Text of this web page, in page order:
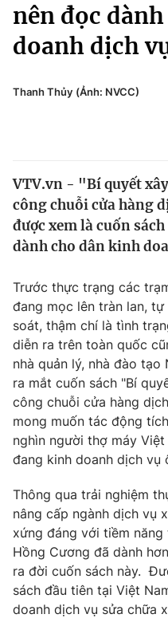
Chính trị
Xã hội
Pháp luật
Thế giới
Tin tức
Thế giới đó đây
Câu chuyện quốc tế
Kinh tế
Thị trường
Góc doanh nghiệp
Dữ liệu và đời sống
Truyền hình
Phim VTV
Hậu trường
Nhân vật
Khán giả
Giải sao mai
Giải trí
Điện ảnh
Âm nhạc
Đời sống
Du lịch
Làm đẹp
Chất lượng cuộc sống
Giáo dục
Tuyển sinh
Học trực tuyến
Công nghệ
Hitech Công nghệ tương
Sản phẩm
Thị trường
Giao lưu trực tuyến
Lịch phát sóng
Truyền hình
Văn hóa - Giải trí
Công nghệ
nên đọc
doanh dịch
Thanh Thủy (Ảnh: NVCC)
VTV.vn - "Bí quyết
công chuỗi cửa hàng
được xem là cuốn
dành cho dân kinh
Trước thực trạng các
đang mọc lên tràn lan,
soát, thậm chí là tình
diễn ra trên toàn quốc
nhà quản lý, nhà đào
ra mắt cuốn sách "Bí
công chuỗi cửa hàng
mong muốn tác động
nghìn người thợ máy
đang kinh doanh dịch vụ
Thông qua trải nghiệm
nâng cấp ngành dịch vụ
xứng đáng với tiềm
Hồng Cương đã dành
ra đời cuốn sách này.
sách đầu tiên tại Việt
doanh dịch vụ sửa chữa